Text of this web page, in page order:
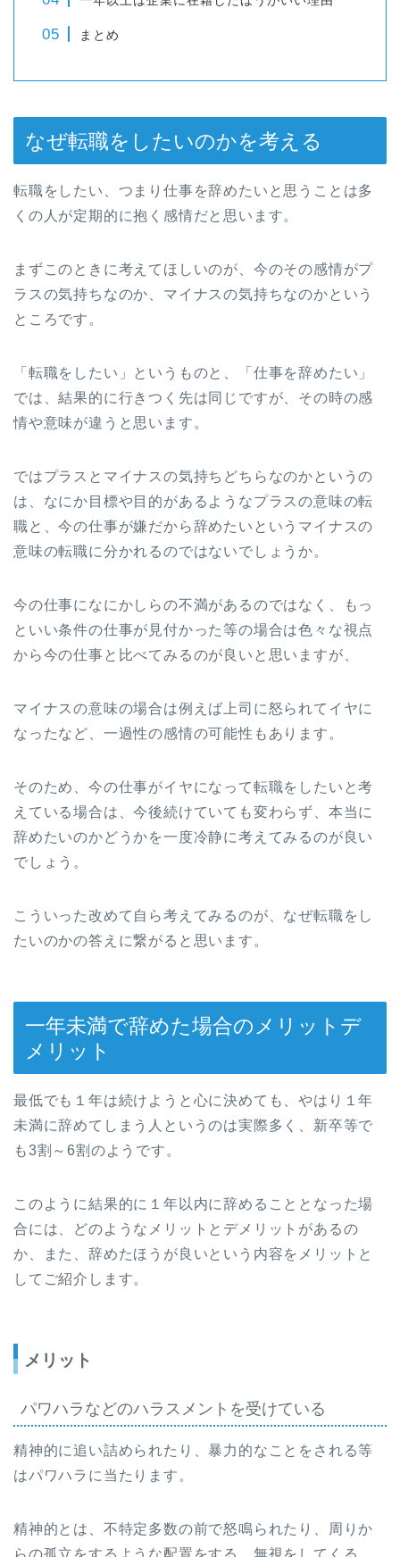
まとめ
なぜ転職をしたいのかを考える
転職をしたい、つまり仕事を辞めたいと思うことは多
くの人が定期的に抱く感情だと思います。
まずこのときに考えてほしいのが、今のその感情がプ
ラスの気持ちなのか、マイナスの気持ちなのかという
ところです。
「転職をしたい」というものと、「仕事を辞めたい」
では、結果的に行きつく先は同じですが、その時の感
情や意味が違うと思います。
ではプラスとマイナスの気持ちどちらなのかというの
は、なにか目標や目的があるようなプラスの意味の転
職と、今の仕事が嫌だから辞めたいというマイナスの
意味の転職に分かれるのではないでしょうか。
今の仕事になにかしらの不満があるのではなく、もっ
といい条件の仕事が見付かった等の場合は色々な視点
から今の仕事と比べてみるのが良いと思いますが、
マイナスの意味の場合は例えば上司に怒られてイヤに
なったなど、一過性の感情の可能性もあります。
そのため、今の仕事がイヤになって転職をしたいと考
えている場合は、今後続けていても変わらず、本当に
辞めたいのかどうかを一度冷静に考えてみるのが良い
でしょう。
こういった改めて自ら考えてみるのが、なぜ転職をし
たいのかの答えに繋がると思います。
一年未満で辞めた場合のメリットデ
メリット
最低でも１年は続けようと心に決めても、やはり１年
未満に辞めてしまう人というのは実際多く、新卒等で
も3割～6割のようです。
このように結果的に１年以内に辞めることとなった場
合には、どのようなメリットとデメリットがあるの
か、また、辞めたほうが良いという内容をメリットと
してご紹介します。
メリット
パワハラなどのハラスメントを受けている
精神的に追い詰められたり、暴力的なことをされる等
はパワハラに当たります。
精神的とは、不特定多数の前で怒鳴られたり、周りか
らの孤立をするような配置をする、無視をしてくる、